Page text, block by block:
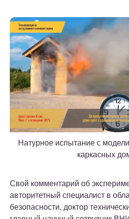
Натурное испытание с
каркасных
Свой комментарий об
авторитетный специалист в
безопасности, доктор